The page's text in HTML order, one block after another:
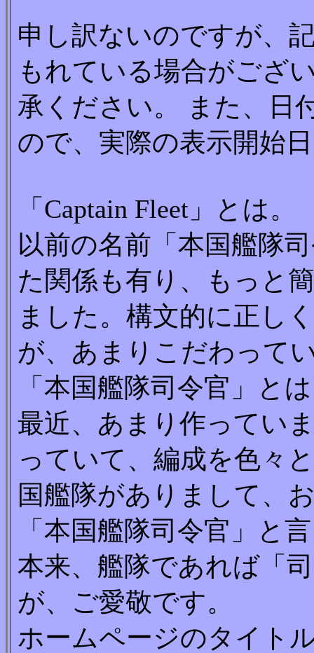
申し訳ないのですが、
もれている場合がござ
承ください。 また、日
ので、実際の表示開始
「Captain Fleet」とは。
以前の名前「本国艦隊
た関係も有り、もっと
ました。構文的に正し
が、あまりこだわって
「本国艦隊司令官」と
最近、あまり作ってい
っていて、編成を色々
国艦隊がありまして、
「本国艦隊司令官」と
本来、艦隊であれば「
が、ご愛敬です。
ホームページのタイト